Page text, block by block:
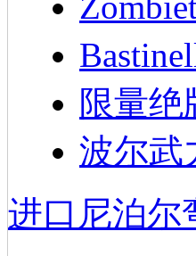
限量绝
波尔武
进口尼泊尔